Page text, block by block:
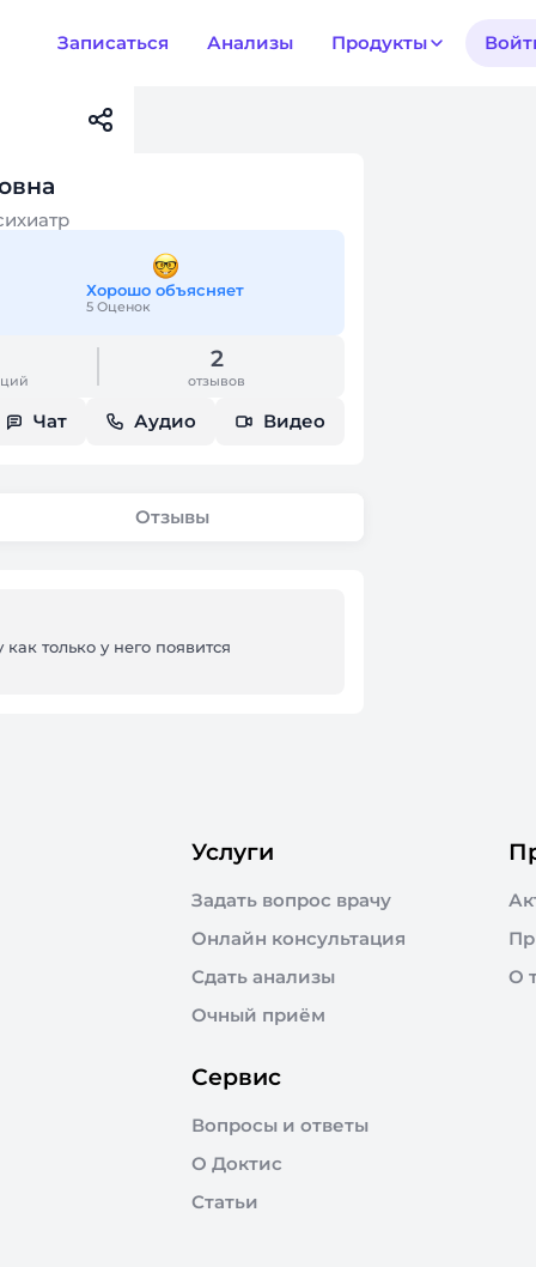
Записаться Анализы Продукты
Хорошо объясняет
5 Оценок
2
отзывов
Чат Аудио Видео
Отзывы
только у него появится
Услуги
Задать вопрос врачу
Онлайн консультация
Сдать анализы
Очный приём
О
Сервис
Вопросы и ответы
О Доктис
Статьи